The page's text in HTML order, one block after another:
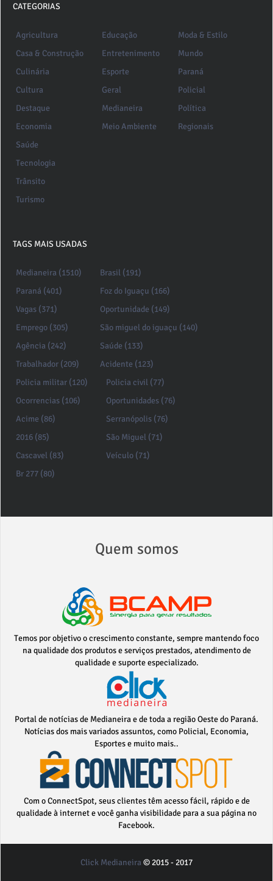
CATEGORIAS
Agricultura
Casa & Construção
Culinária
Cultura
Destaque
Economia
Educação
Entretenimento
Esporte
Geral
Medianeira
Meio Ambiente
Moda & Estilo
Mundo
Paraná
Policial
Política
Regionais
Saúde
Tecnologia
Trânsito
Turismo
TAGS MAIS USADAS
Medianeira (1510)
Paraná (401)
Vagas (371)
Emprego (305)
Agência (242)
Trabalhador (209)
Brasil (191)
Foz do Iguaçu (166)
Oportunidade (149)
São miguel do iguaçu (140)
Saúde (133)
Acidente (123)
Policia militar (120)
Ocorrencias (106)
Acime (86)
2016 (85)
Cascavel (83)
Br 277 (80)
Policia civil (77)
Oportunidades (76)
Serranópolis (76)
São Miguel (71)
Veículo (71)
Quem somos
Temos por objetivo o crescimento constante, sempre mantendo foco
na qualidade dos produtos e serviços prestados, atendimento de
qualidade e suporte especializado.
Portal de notícias de Medianeira e de toda a região Oeste do Paraná.
Notícias dos mais variados assuntos, como Policial, Economia,
Esportes e muito mais..
Com o ConnectSpot, seus clientes têm acesso fácil, rápido e de
qualidade à internet e você ganha visibilidade para a sua página no
Facebook.
Click Medianeira © 2015 - 2017